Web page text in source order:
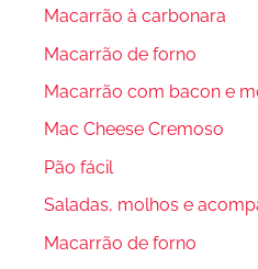
Macarrão à carbonara
Macarrão de forno
Macarrão com bacon e
Mac Cheese Cremoso
Pão fácil
Saladas, molhos e
Macarrão de forno